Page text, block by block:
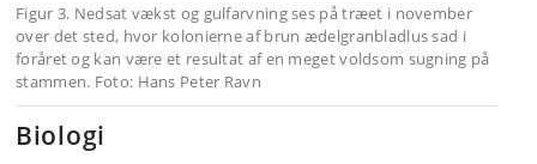
Figur 3. Nedsat vækst og gulfarvning ses på træet i november
over det sted, hvor kolonierne af brun ædelgranbladlus sad i
foråret og kan være et resultat af en meget voldsom sugning på
stammen. Foto: Hans Peter Ravn
Biologi